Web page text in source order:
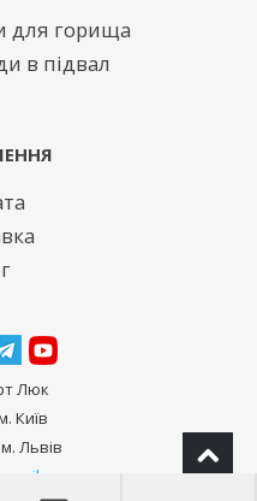
для горища
в підвал
Люк
Київ
Львів